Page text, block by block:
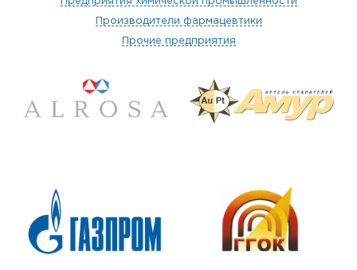
Производители фармацевтики
Прочие предприятия